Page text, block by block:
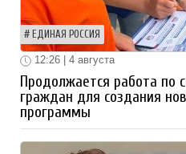
ЕДИНАЯ РОССИЯ
12:26 | 4 августа
Продолжается работа по
граждан для создания
программы